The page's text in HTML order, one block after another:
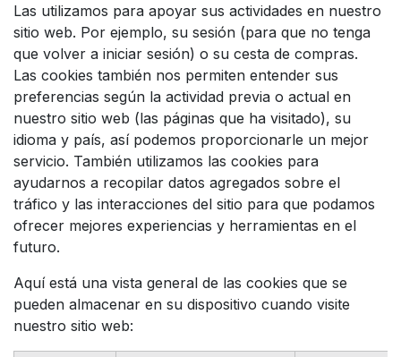
Las utilizamos para apoyar sus actividades en nuestro
sitio web. Por ejemplo, su sesión (para que no tenga
que volver a iniciar sesión) o su cesta de compras.
Las cookies también nos permiten entender sus
preferencias según la actividad previa o actual en
nuestro sitio web (las páginas que ha visitado), su
idioma y país, así podemos proporcionarle un mejor
servicio. También utilizamos las cookies para
ayudarnos a recopilar datos agregados sobre el
tráfico y las interacciones del sitio para que podamos
ofrecer mejores experiencias y herramientas en el
futuro.
Aquí está una vista general de las cookies que se
pueden almacenar en su dispositivo cuando visite
nuestro sitio web: